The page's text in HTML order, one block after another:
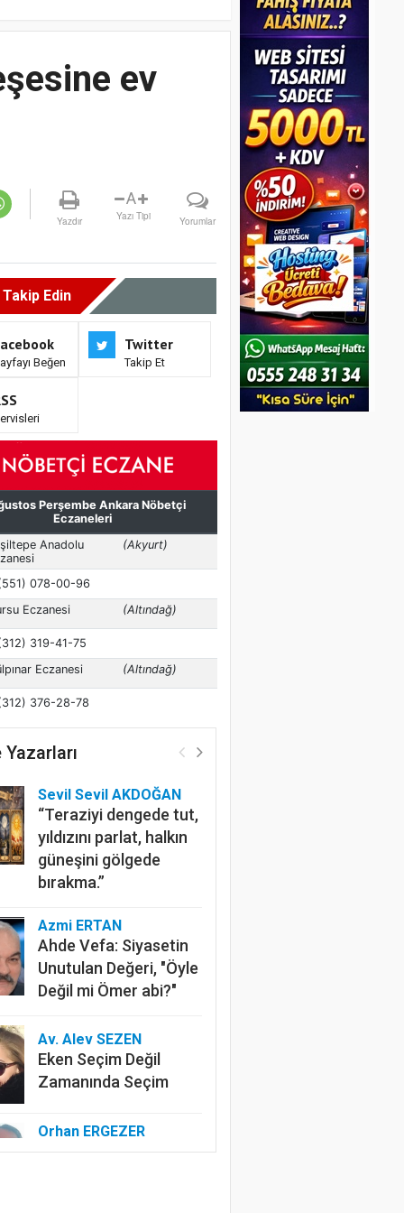
ev
Yazdır
A
Yazı Tipi Yorumlar
Edin
Beğen
Twitter
Takip Et
Yazarları
Sevil Sevil AKDOĞAN
“Teraziyi dengede tut,
yıldızını parlat, halkın
güneşini gölgede
bırakma.”
Azmi ERTAN
Ahde Vefa: Siyasetin
Unutulan Değeri, "Öyle
Değil mi Ömer abi?"
Av. Alev SEZEN
Eken Seçim Değil
Zamanında Seçim
Orhan ERGEZER
Kelimelerle Başlayan